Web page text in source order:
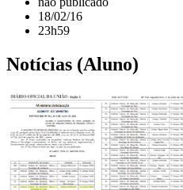
18/02/16
23h59
Notícias (Aluno)